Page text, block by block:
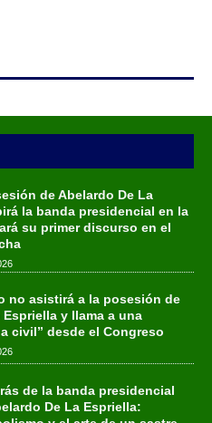
de Abelardo De La
la banda presidencial en la
su primer discurso en el
no asistirá a la posesión de
y llama a una
civil” desde el Congreso
de la banda presidencial
De La Espriella: